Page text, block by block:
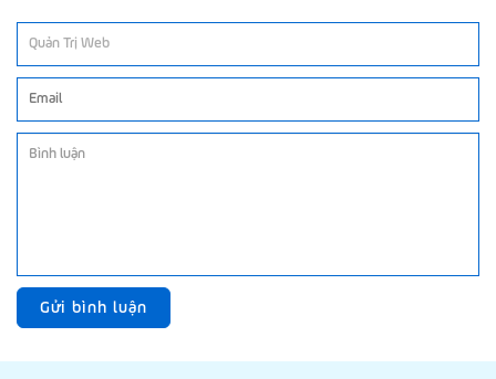
Gửi bình luận